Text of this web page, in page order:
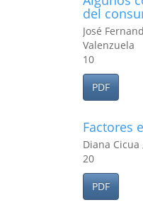
del
José
Valenzuela
10
PDF
Factores
Diana
20
PDF